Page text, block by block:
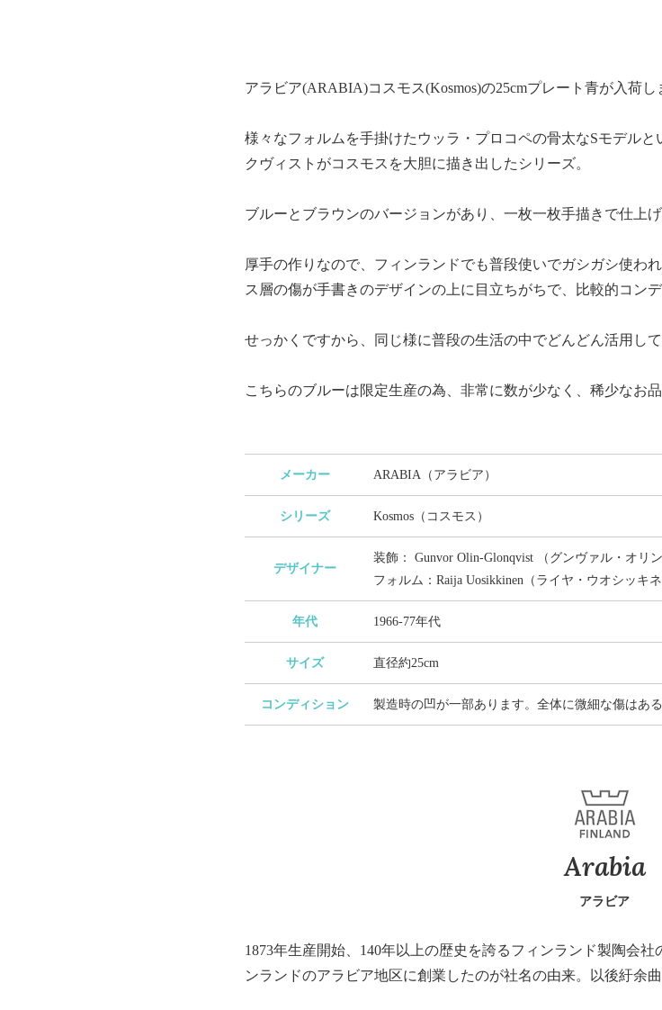
アラビア(ARABIA)コスモス(Kosmos)の25cmプレート青が入荷し
様々なフォルムを手掛けたウッラ・プロコペの骨太なSモデル
クヴィストがコスモスを大胆に描き出したシリーズ。
ブルーとブラウンのバージョンがあり、一枚一枚手描きで仕上
厚手の作りなので、フィンランドでも普段使いでガシガシ使わ
ス層の傷が手書きのデザインの上に目立ちがちで、比較的コン
せっかくですから、同じ様に普段の生活の中でどんどん活用し
こちらのブルーは限定生産の為、非常に数が少なく、稀少なお品
メーカー ARABIA（アラビア）
シリーズ Kosmos（コスモス）
デザイナー
装飾： Gunvor Olin-Glonqvist （グンヴァル・オリ
フォルム：Raija Uosikkinen（ライヤ・ウオシッキネ
年代 1966-77年代
サイズ 直径約25cm
コンディション 製造時の凹が一部あります。全体に微細な傷はあ
Arabia
アラビア
1873年生産開始、140年以上の歴史を誇るフィンランド製陶会
ンランドのアラビア地区に創業したのが社名の由来。以後紆余